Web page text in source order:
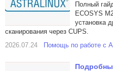
Полный
ECOSYS
установка
сканирования через CUPS.
2026.07.24
Помощь по работе с